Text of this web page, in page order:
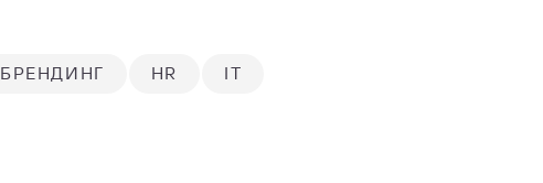
БРЕНДИНГ HR IT